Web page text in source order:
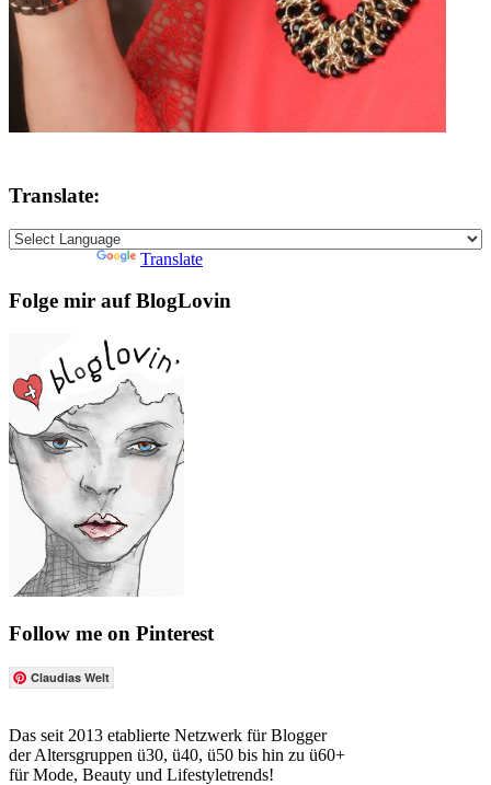
Translate:
Translate
Folge mir auf BlogLovin
Follow me on Pinterest
Claudias Welt
Das seit 2013 etablierte Netzwerk für Blogger
der Altersgruppen ü30, ü40, ü50 bis hin zu ü60+
für Mode, Beauty und Lifestyletrends!